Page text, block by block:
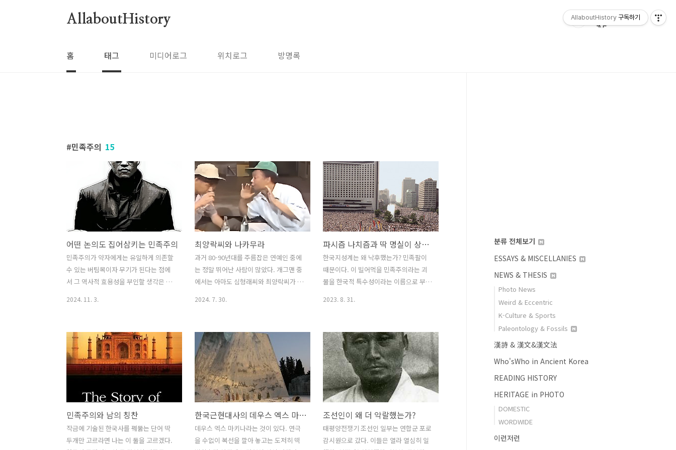
AllaboutHistory
홈 태그 미디어로그 위치로그 방명록
민족주의 15
어떤 논의도 집어삼키는 민족주의
민족주의가 약자에게는 유일하게 의존할
수 있는 버팀목이자 무기가 된다는 점에
서 그 역사적 효용성을 부인할 생각은 없
키는 괴물과 같다는 점이다. 민족주의는
다른 논의와 공존이 불가능하다. 다른 모
든 논의의 상위에 존재하면서 민족주의라
는 이 막강한 액시옴에 반하는가 아닌가
를 끊임없이 감시한다. 비유하자면 민족
주의가 준동하는 시스템에서는 민족주의
는 헌법과 같다. 헌법에 반하는 모든 법률
은 헌법재판소에 의해 폐기되듯이 아무리
심각한 논의라도 상위 이데올로기인 민족
주의에 반하면 폐기된다. 우리나라 지성
2024. 11. 3.
최양락씨와 나카무라
과거 80-90년대를 주름잡은 연예인 중에
는 정말 뛰어난 사람이 많았다. 개그맨 중
에서는 아마도 심형래씨와 최양락씨가 최
최양락씨 개그 중에 "나카무라 이야기"가
있다. https://youtu.be/8iKYFRUisJg?
si=oc-W7ygbY0CpazUx&t=390 경애
할아버지가 물론 욕 먹을 일은 했겠지만,
그래도 대학에서 나오는 이야기라면 양락
이 아버지 나카무라 이야기보다는 나아야
할 것이라 본다. 친일파에 민족주의 깃발
만 꽂으면 이유불문 승부가 나버리는 것
이라면 "괜찮아유" 가 훨씬 수준 높은 개
그 아니겠는가.
2024. 7. 30.
파시즘 나치즘과 딱 명실이 상부하는 그 민족팔이
한국지성계는 왜 낙후했는가? 민족팔이
때문이다. 이 빌어먹을 민족주의라는 괴
물을 한국적 특수성이라는 이름으로 부여
당장 영어로 옮길 적에 내셔널리즘으로
번역될 수밖에 없기 때문이다. 그렇다면
오역인가? 아니라는데 심각성이 있다. 내
셔널리즘이 무엇이냐? 나치즘 파시즘 아
니고 무엇이랴. 그렇다고 저네가 말하는
민족주의가 나치즘 파시즘과는 다른 어떤
숭고한 것이겠는가? 명실이 상부하는 딱
그 내셔널리즘, 그러니깐 파시즘 나치즘
의 그것임에도, 우리가 하는 민족주의는
그것과는 하등 다르다 강변하고, 무엇보
2023. 8. 31.
민족주의와 남의 칭찬
작금에 기술된 한국사를 꿰뚫는 단어 딱
두개만 고르라면 나는 이 둘을 고르겠다.
한국근현대사의 데우스 엑스 마키나 deus ex machina
데우스 엑스 마키나라는 것이 있다. 연극
을 수없이 복선을 깔아 놓고는 도저히 떡
조선인이 왜 더 악랄했는가?
태평양전쟁기 조선인 일부는 연합군 포로
감시원으로 갔다. 이들은 열라 열심히 일
분류 전체보기
ESSAYS & MISCELLANIES
NEWS & THESIS
Photo News
Weird & Eccentric
K-Culture & Sports
Paleontology & Fossils
漢詩 & 漢文&漢文法
Who'sWho in Ancient Korea
READING HISTORY
HERITAGE in PHOTO
DOMESTIC
WORDWIDE
이런저런
AllaboutHistory 구독하기